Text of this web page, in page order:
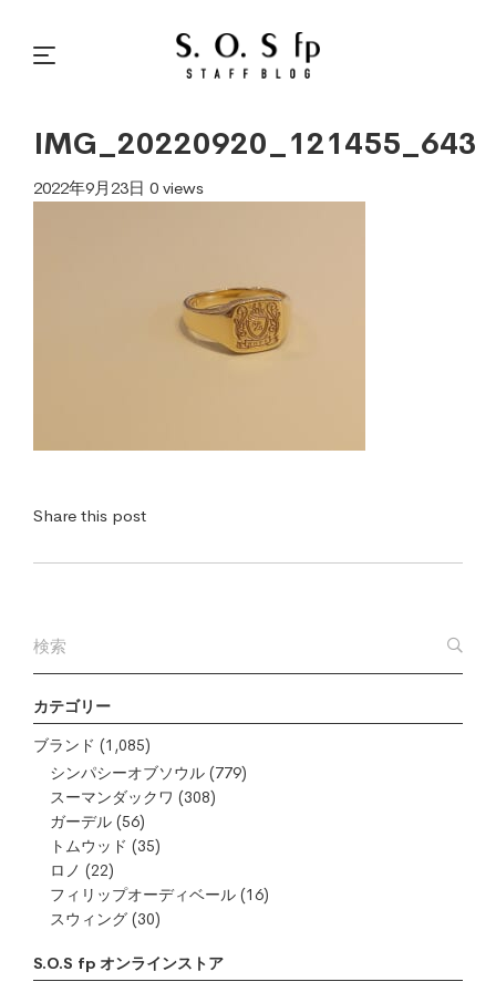
カテゴリー
ブランド (1,085)
シンパシーオブソウル (779)
スーマンダックワ (308)
ガーデル (56)
トムウッド (35)
ロノ (22)
フィリップオーディベール (16)
スウィング (30)
S.O.S fp オンラインストア
IMG_20220920_121455_643
2022年9月23日 0 views
Share this post